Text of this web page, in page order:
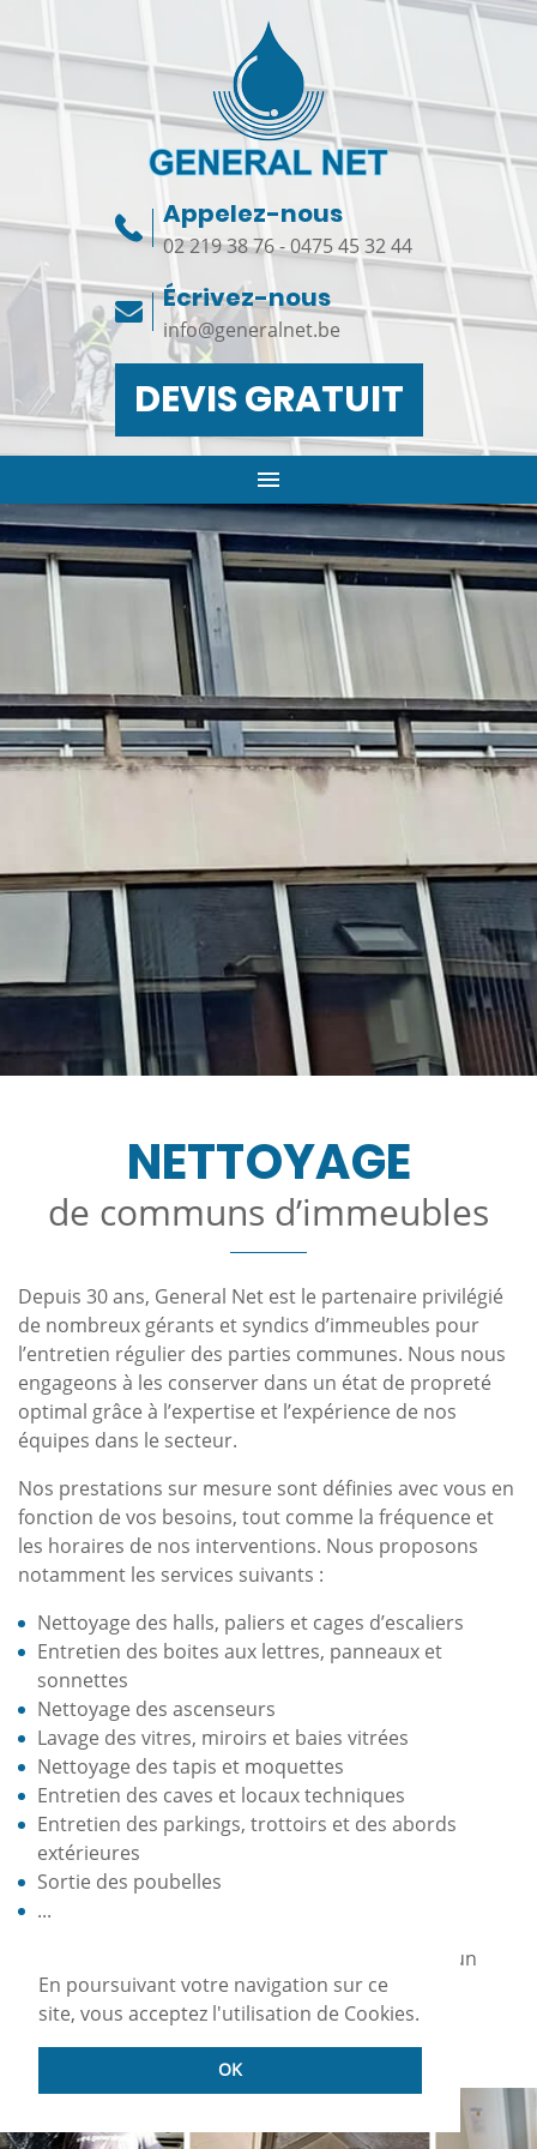
En poursuivant votre navigation sur ce
site, vous acceptez l'utilisation de Cookies.
OK
Appelez-nous
02 219 38 76-0475 45 32 44
Écrivez-nous
info@generalnet.be
DEVIS GRATUIT
NETTOYAGE
de communs d’immeubles
Depuis 30 ans, General Net est le partenaire privilégié
de nombreux gérants et syndics d’immeubles pour
l’entretien régulier des parties communes. Nous nous
engageons à les conserver dans un état de propreté
optimal grâce à l’expertise et l’expérience de nos
équipes dans le secteur.
Nos prestations sur mesure sont définies avec vous en
fonction de vos besoins, tout comme la fréquence et
les horaires de nos interventions. Nous proposons
notamment les services suivants :
Nettoyage des halls, paliers et cages d’escaliers
Entretien des boites aux lettres, panneaux et
sonnettes
Nettoyage des ascenseurs
Lavage des vitres, miroirs et baies vitrées
Nettoyage des tapis et moquettes
Entretien des caves et locaux techniques
Entretien des parkings, trottoirs et des abords
extérieures
Sortie des poubelles
...
Vous avez des questions ? Ou souhaitez obtenir un
devis gratuitement ?Contactez-noussans plus
attendre.